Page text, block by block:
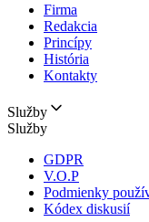
Firma
Redakcia
Princípy
História
Kontakty
Služby
Služby
GDPR
V.O.P
Podmienky
Kódex diskusií